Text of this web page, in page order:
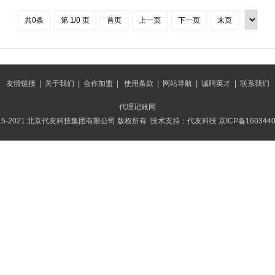
共0条 第 1/0 页 首页 上一页 下一页 末页
友情链接| 关于我们 合作加盟 使用条款 网站导航| 诚聘英才| 联系我们
代理记账网
2021 北京代友科技集团有限公司 版权所有 技术支持：代友科技 京ICP备